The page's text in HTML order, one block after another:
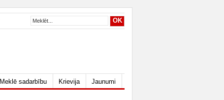
Meklē sadarbību Krievija Jaunumi